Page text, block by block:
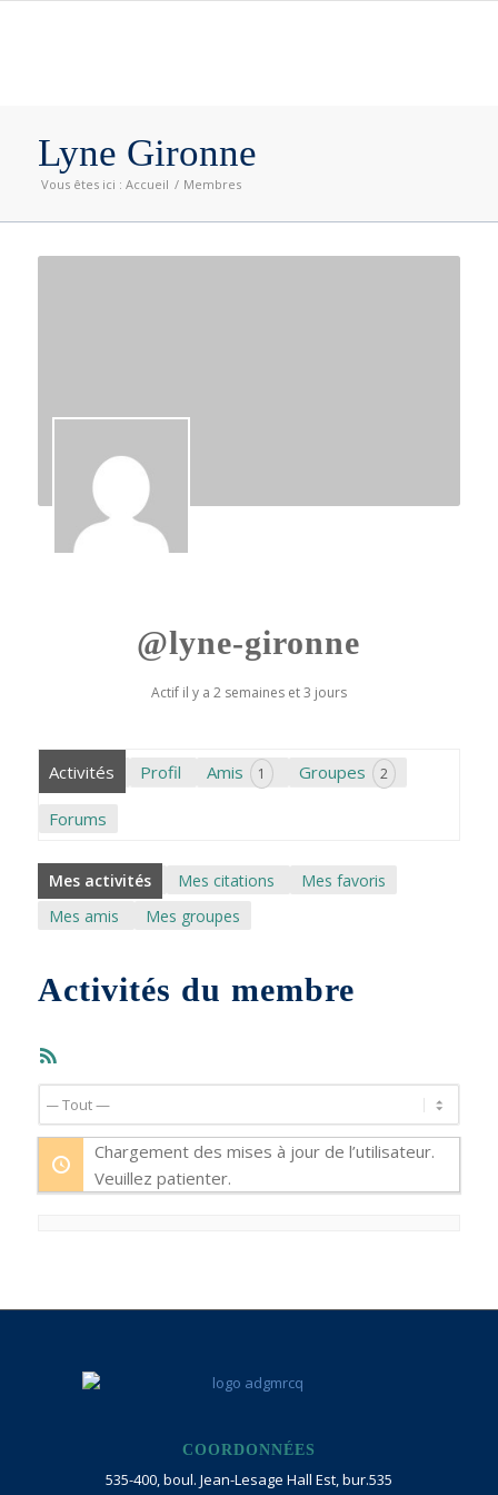
Lyne Gironne
Vous êtes ici : Accueil / Membres
@lyne-gironne
Actif il y a 2 semaines et 3 jours
Activités Profil Amis 1 Groupes 2
Forums
Mes activités Mes citations
Mes favoris
Mes amis
Mes groupes
Activités du membre
Flux
Afficher
activité:
Chargement des mises à jour de l’utilisateur.
Veuillez patienter.
COORDONNÉES
535-400, boul. Jean-Lesage Hall Est, bur.535